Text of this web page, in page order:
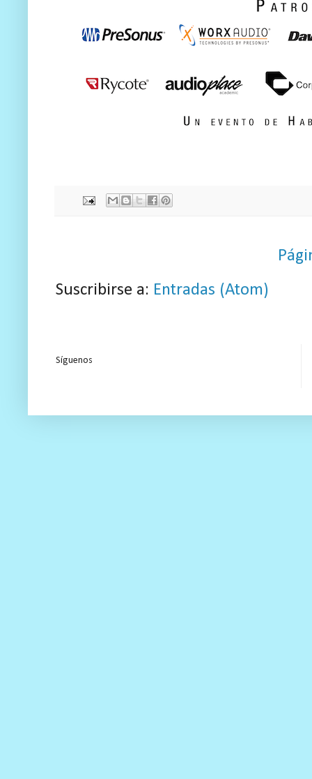
Suscribirse a: Entradas (Atom)
Síguenos